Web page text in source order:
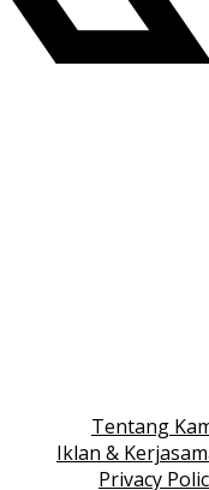
Tentang
Iklan &
Privacy